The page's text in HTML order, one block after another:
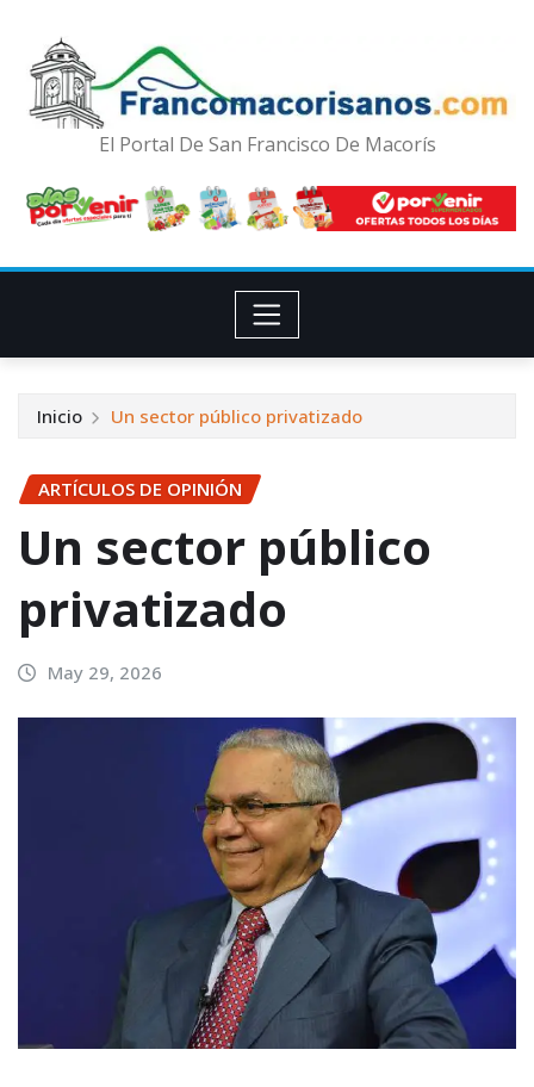
El Portal De San Francisco De Macorís
Inicio Un sector público privatizado
ARTÍCULOS DE OPINIÓN
Un sector público
privatizado
May 29, 2026